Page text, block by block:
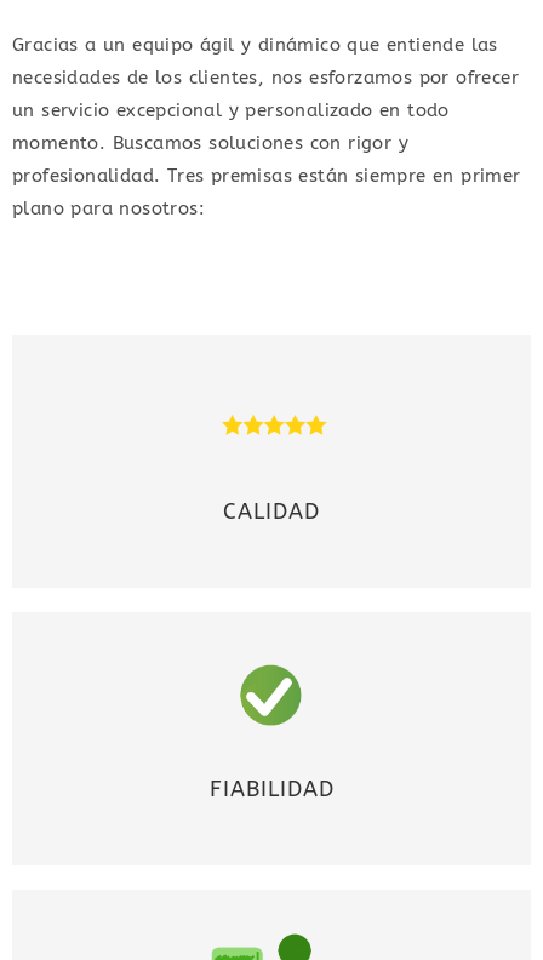
Gracias a un equipo ágil y dinámico que entiende las
necesidades de los clientes, nos esforzamos por ofrecer
un servicio excepcional y personalizado en todo
momento. Buscamos soluciones con rigor y
profesionalidad. Tres premisas están siempre en primer
plano para nosotros:
CALIDAD
FIABILIDAD